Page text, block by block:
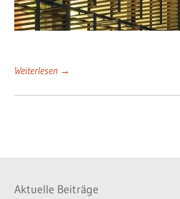
Weiterlesen →
Aktuelle Beiträge